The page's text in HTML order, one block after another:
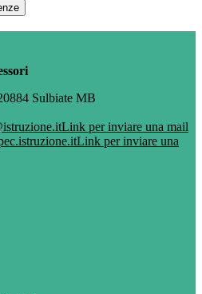
Sulbiate MB
Link per inviare una mail
Link per inviare una